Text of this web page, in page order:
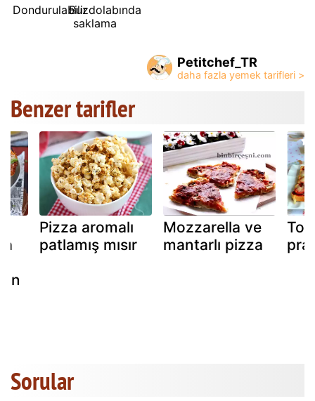
DondurulabilirBuzdolabında
saklama
Petitchef_TR
Benzer tarifler
Pizza aromalı
patlamış mısır
Mozzarella ve
mantarlı pizza
Sorular